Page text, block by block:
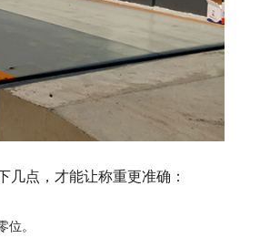
几点，才能让称重更准确：
位。